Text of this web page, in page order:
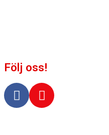
Följ oss!